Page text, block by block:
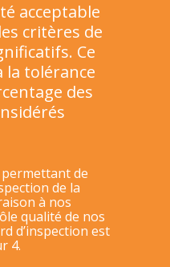
acceptable
critères de
Ce
la tolérance
des
permettant de
de la
à nos
qualité de nos
d’inspection est
4.